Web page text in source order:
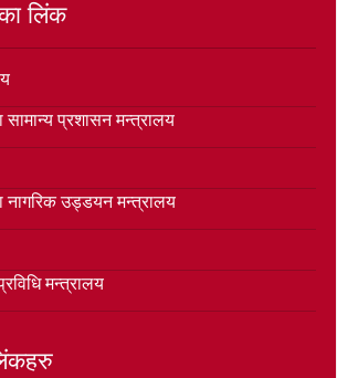
लिंक
सामान्य प्रशासन मन्त्रालय
नागरिक उड्डयन मन्त्रालय
मन्त्रालय